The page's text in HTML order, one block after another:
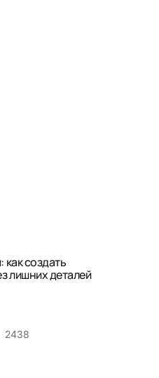
как создать
лишних деталей
2438